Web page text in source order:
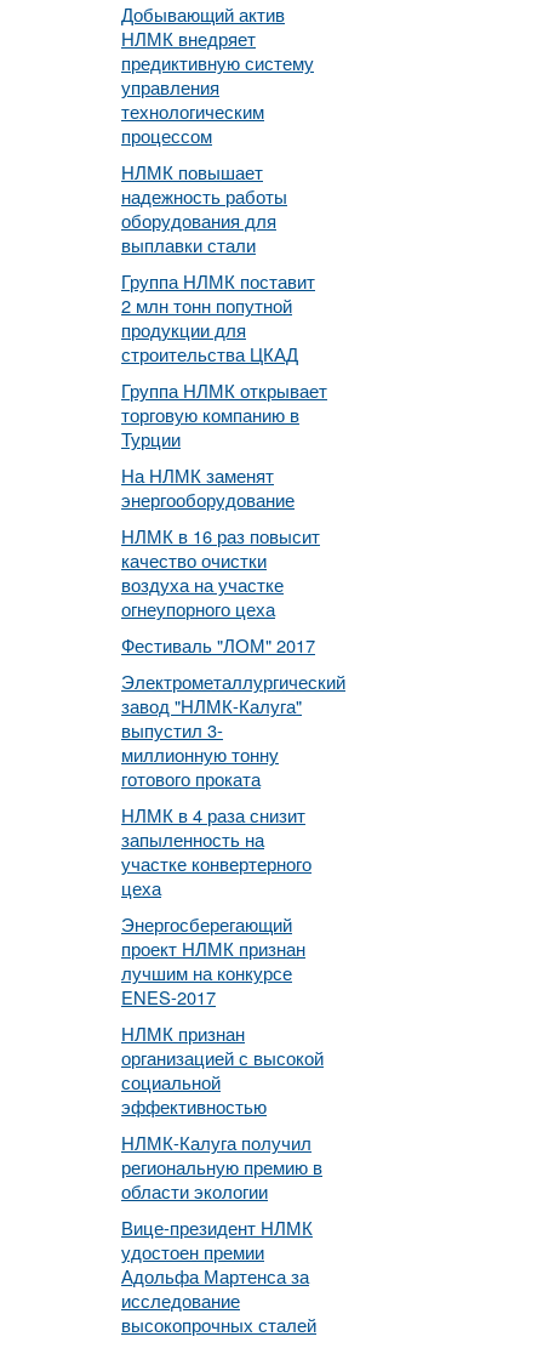
Добывающий актив
НЛМК внедряет
предиктивную систему
управления
технологическим
процессом
НЛМК повышает
надежность работы
оборудования для
выплавки стали
Группа НЛМК поставит
2 млн тонн попутной
продукции для
строительства ЦКАД
Группа НЛМК открывает
торговую компанию в
Турции
На НЛМК заменят
энергооборудование
НЛМК в 16 раз повысит
качество очистки
воздуха на участке
огнеупорного цеха
Фестиваль "ЛОМ" 2017
Электрометаллургический
завод "НЛМК-Калуга"
выпустил 3-
миллионную тонну
готового проката
НЛМК в 4 раза снизит
запыленность на
участке конвертерного
цеха
Энергосберегающий
проект НЛМК признан
лучшим на конкурсе
ENES-2017
НЛМК признан
организацией с высокой
социальной
эффективностью
НЛМК-Калуга получил
региональную премию в
области экологии
Вице-президент НЛМК
удостоен премии
Адольфа Мартенса за
исследование
высокопрочных сталей